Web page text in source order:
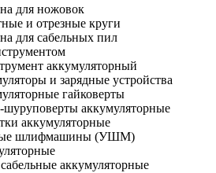
для ножовок
и отрезные круги
для сабельных пил
аккумуляторный
и зарядные устройства
гайковерты
шуруповерты аккумуляторные
аккумуляторные
шлифмашины (УШМ)
аккумуляторные